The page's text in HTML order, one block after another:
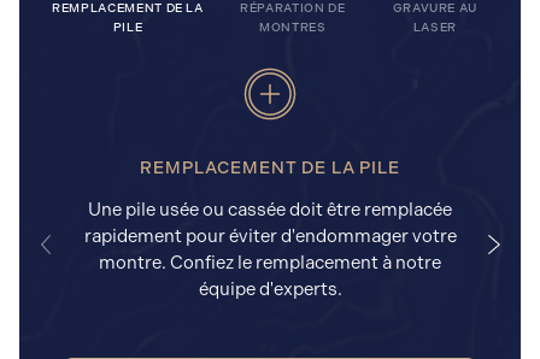
REMPLACEMENT DE LA
PILE
RÉPARATION DE
MONTRES
GRAVURE AU
LASER
REMPLACEMENT DE LA PILE
Une pile usée ou cassée doit être remplacée
rapidement pour éviter d'endommager votre
montre. Confiez le remplacement à notre
équipe d'experts.